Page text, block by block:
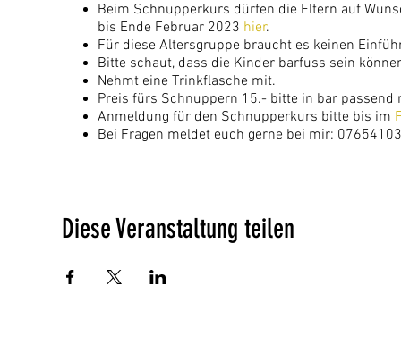
Beim Schnupperkurs dürfen die Eltern auf
bis Ende Februar 2023 hier.
Für diese Altersgruppe braucht es keinen
Bitte schaut, dass die Kinder barfuss sein
Nehmt eine Trinkflasche mit.
Preis fürs Schnuppern 15.- bitte in bar passend
Anmeldung für den Schnupperkurs bitte bis im
Bei Fragen meldet euch gerne bei mir:
Diese Veranstaltung teilen